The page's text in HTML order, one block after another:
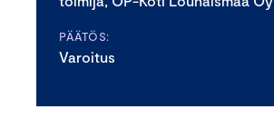
PÄÄTÖS:
Varoitus